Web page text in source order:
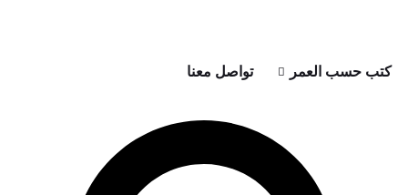
كتب حسب العمر تواصل معنا